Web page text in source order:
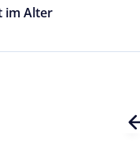
im Alter